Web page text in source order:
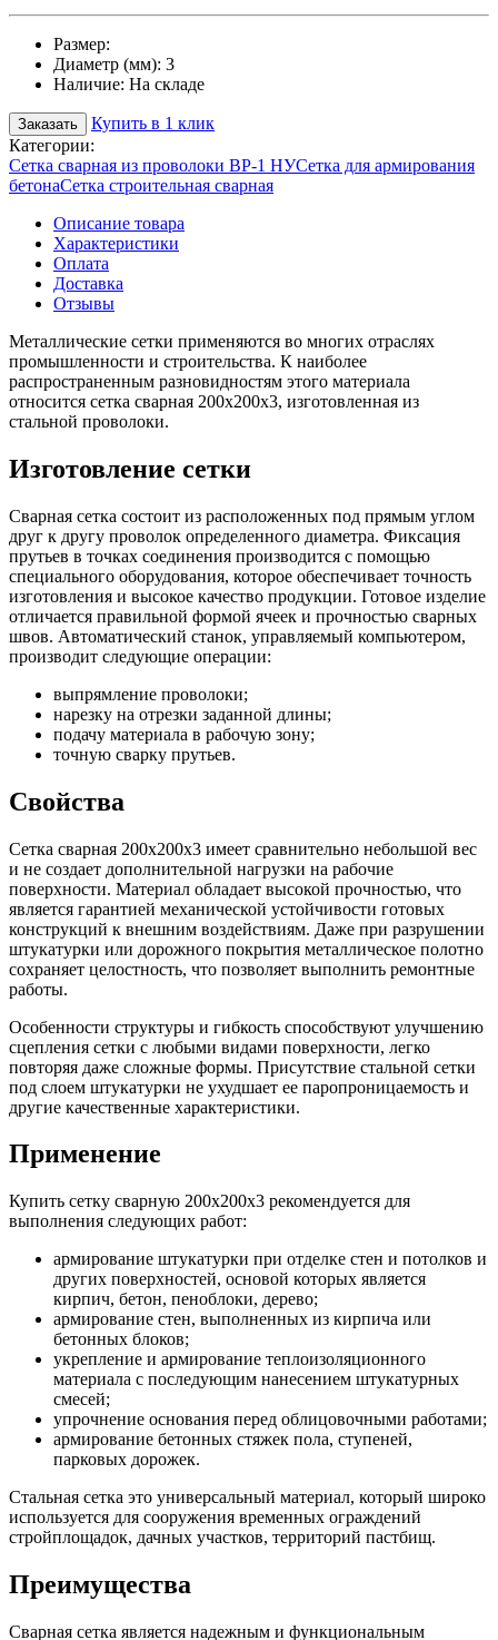
Размер:
Диаметр (мм): 3
Наличие: На складе
Заказать
Купить в 1 клик
Категории:
Сетка сварная из проволоки ВР-1 НУСетка для армирования
бетонаСетка строительная сварная
Описание товара
Характеристики
Оплата
Доставка
Отзывы
Металлические сетки применяются во многих отраслях
промышленности и строительства. К наиболее
распространенным разновидностям этого материала
относится сетка сварная 200х200х3, изготовленная из
стальной проволоки.
Изготовление сетки
Сварная сетка состоит из расположенных под прямым углом
друг к другу проволок определенного диаметра. Фиксация
прутьев в точках соединения производится с помощью
специального оборудования, которое обеспечивает точность
изготовления и высокое качество продукции. Готовое изделие
отличается правильной формой ячеек и прочностью сварных
швов. Автоматический станок, управляемый компьютером,
производит следующие операции:
выпрямление проволоки;
нарезку на отрезки заданной длины;
подачу материала в рабочую зону;
точную сварку прутьев.
Свойства
Сетка сварная 200х200х3 имеет сравнительно небольшой вес
и не создает дополнительной нагрузки на рабочие
поверхности. Материал обладает высокой прочностью, что
является гарантией механической устойчивости готовых
конструкций к внешним воздействиям. Даже при разрушении
штукатурки или дорожного покрытия металлическое полотно
сохраняет целостность, что позволяет выполнить ремонтные
работы.
Особенности структуры и гибкость способствуют улучшению
сцепления сетки с любыми видами поверхности, легко
повторяя даже сложные формы. Присутствие стальной сетки
под слоем штукатурки не ухудшает ее паропроницаемость и
другие качественные характеристики.
Применение
Купить сетку сварную 200х200х3 рекомендуется для
выполнения следующих работ:
армирование штукатурки при отделке стен и потолков и
других поверхностей, основой которых является
кирпич, бетон, пеноблоки, дерево;
армирование стен, выполненных из кирпича или
бетонных блоков;
укрепление и армирование теплоизоляционного
материала с последующим нанесением штукатурных
смесей;
упрочнение основания перед облицовочными работами;
армирование бетонных стяжек пола, ступеней,
парковых дорожек.
Стальная сетка это универсальный материал, который широко
используется для сооружения временных ограждений
стройплощадок, дачных участков, территорий пастбищ.
Преимущества
Сварная сетка является надежным и функциональным